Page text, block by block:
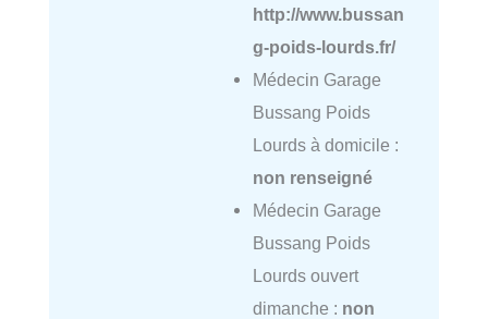
http://www.bussan
g-poids-lourds.fr/
Médecin Garage
Bussang Poids
Lourds à domicile :
non renseigné
Médecin Garage
Bussang Poids
Lourds ouvert
dimanche : non